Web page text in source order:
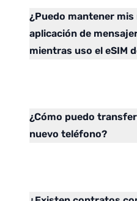
¿Puedo mantener mis
aplicación de
mientras uso el eSIM
¿Cómo puedo
nuevo teléfono?